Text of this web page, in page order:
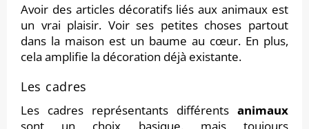
Avoir des articles décoratifs liés aux animaux est
un vrai plaisir. Voir ses petites choses partout
dans la maison est un baume au cœur. En plus,
cela amplifie la décoration déjà existante.
Les cadres
Les cadres représentants différents animaux
sont un choix basique, mais toujours